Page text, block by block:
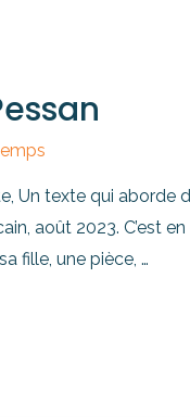
Un texte qui
août 2023. C’est
fille, une pièce, …